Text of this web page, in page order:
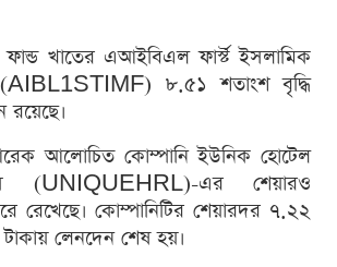
খাতের এআইবিএল ফার্স্ট ইসলামিক
(AIBL1STIMF) ৮.৫১ শতাংশ বৃদ্ধি
রয়েছে।
আলোচিত কোম্পানি ইউনিক হোটেল
(UNIQUEHRL)-এর শেয়ারও
রেখেছে। কোম্পানিটির শেয়ারদর ৭.২২
লেনদেন শেষ হয়।